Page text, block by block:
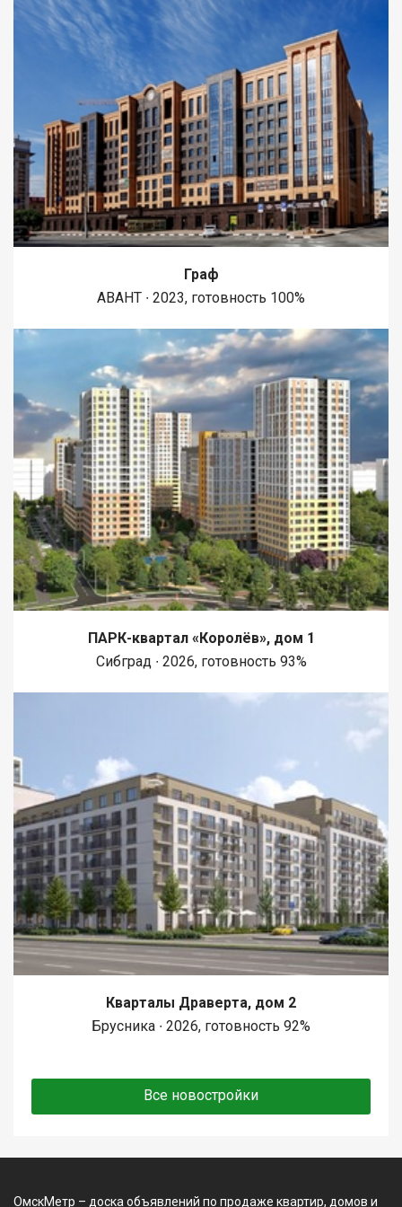
капиталом. Эксклюзивный договор
Граф
АВАНТ ∙ 2023, готовность 100%
ПАРК-квартал «Королёв», дом 1
Сибград ∙ 2026, готовность 93%
Кварталы Драверта, дом 2
Брусника ∙ 2026, готовность 92%
Все новостройки
ОмскМетр – доска объявлений по продаже квартир, домов и